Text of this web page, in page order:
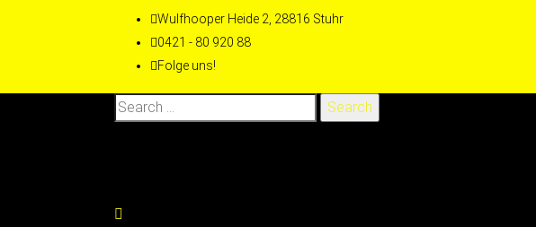
Wulfhooper Heide 2, 28816 Stuhr
0421 - 80 920 88
Folge uns!
Search
for: